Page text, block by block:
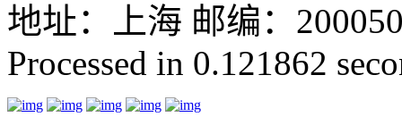
地址：上海 邮编：
Processed in 0.121862